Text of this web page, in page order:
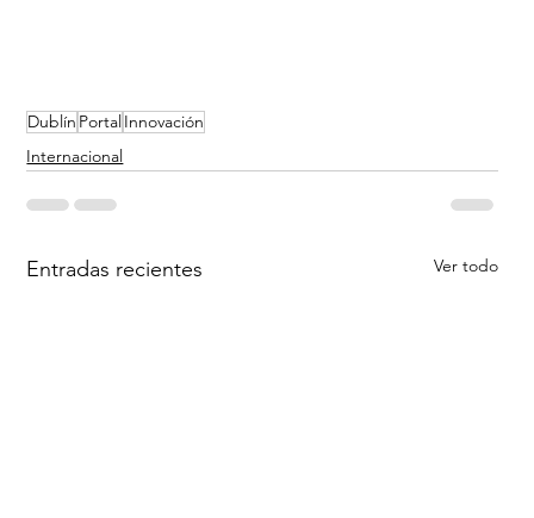
Dublín PortalInnovación
Internacional
Entradas recientes Ver todo